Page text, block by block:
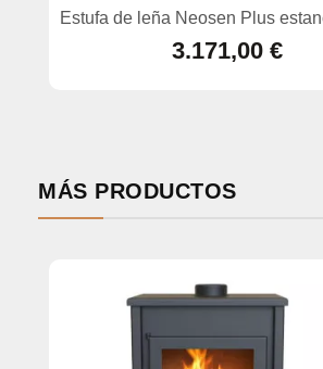
Estufa de leña Neosen Plus
3.171,00 €
MÁS PRODUCTOS